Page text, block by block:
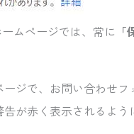
ムページでは、常に
ージで、お問い合わせ
が赤く表示されるよう